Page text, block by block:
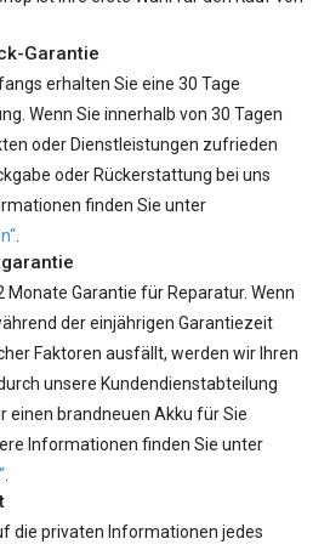
Garantie
erhalten Sie eine 30 Tage
Wenn Sie innerhalb von 30 Tagen
oder Dienstleistungen zufrieden
oder Rückerstattung bei uns
finden Sie unter
Monate Garantie für Reparatur. Wenn
der einjährigen Garantiezeit
Faktoren ausfällt, werden wir Ihren
unsere Kundendienstabteilung
einen brandneuen Akku für Sie
Informationen finden Sie unter
die privaten Informationen jedes